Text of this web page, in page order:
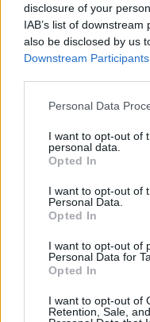
disclosure of your
IAB’s list of
also be disclosed by us
Downstream Participants
Please note that this
not limited to your visit
grant or deny consent
use your data for below
consent section.
Personal Data
I want to opt-out of
personal data.
Opted In
I want to opt-out of
Personal Data.
Opted In
I want to opt-out of
Personal Data for
Opted In
I want to opt-out of
Retention, Sale,
Ar
netika
pārbaudi
Rasimas
Specdienesti pēdējā